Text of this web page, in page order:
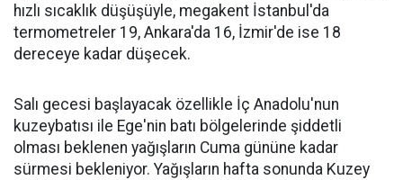
hızlı sıcaklık düşüşüyle, megakent İstanbul'da
termometreler 19, Ankara'da 16, İzmir'de ise 18
dereceye kadar düşecek.
Salı gecesi başlayacak özellikle İç Anadolu'nun
kuzeybatısı ile Ege'nin batı bölgelerinde şiddetli
olması beklenen yağışların Cuma gününe kadar
sürmesi bekleniyor. Yağışların hafta sonunda Kuzey